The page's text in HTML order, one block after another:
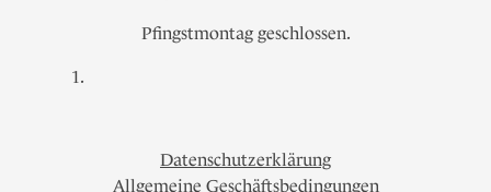
Pfingstmontag geschlossen.
Datenschutzerklärung
Allgemeine Geschäftsbedingungen